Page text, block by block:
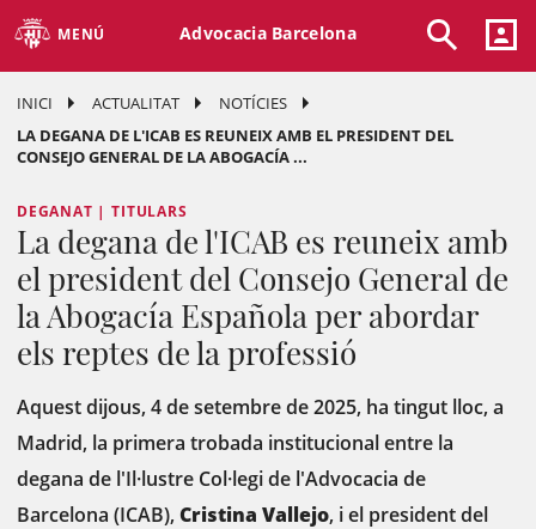
MENÚ Advocacia Barcelona
INICI ACTUALITAT
NOTÍCIES
LA DEGANA DE L'ICAB ES REUNEIX AMB EL PRESIDENT DEL
CONSEJO GENERAL DE LA ABOGACÍA ...
DEGANAT | TITULARS
La degana de l'ICAB es reuneix amb
el president del Consejo General de
la Abogacía Española per abordar
els reptes de la professió
Aquest dijous, 4 de setembre de 2025, ha tingut lloc, a
Madrid, la primera trobada institucional entre la
degana de l'Il·lustre Col·legi de l'Advocacia de
Barcelona (ICAB), Cristina Vallejo, i el president del